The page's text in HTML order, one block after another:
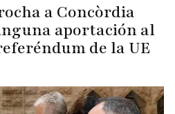
a Concòrdia
aportación al
de la UE